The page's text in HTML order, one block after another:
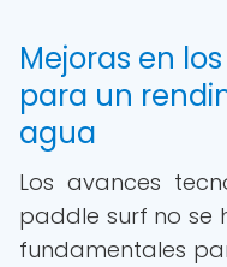
Mejoras en
para un
agua
Los avances
paddle surf no se
fundamentales